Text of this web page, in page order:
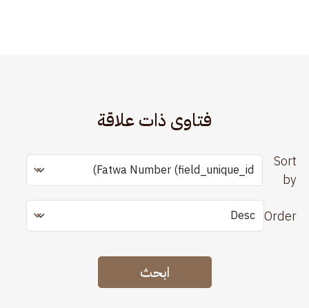
فتاوى ذات علاقة
Sort
by
Order
ابحث